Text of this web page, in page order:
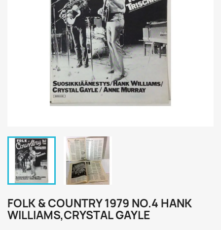
FOLK & COUNTRY 1979 NO.4 HANK
WILLIAMS,CRYSTAL GAYLE